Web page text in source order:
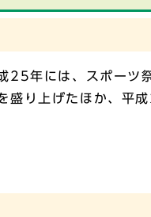
25年には、スポーツ
盛り上げたほか、平